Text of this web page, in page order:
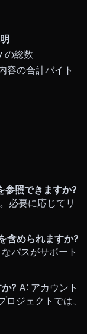
の総数
容の合計バイト
照できますか?
必要に応じてリ
含められますか?
パスがサポート
? A: アカウント
ジェクトでは、